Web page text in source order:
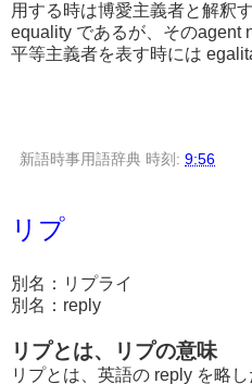
用する時は博愛主義者と解釈
equality であるが、そのagent
平等主義者を表す時には
新語時事用語辞典 時刻: 9:56
リプ
別名：リプライ
別名：reply
リプとは、リプの意味
リプとは、英語の reply を略